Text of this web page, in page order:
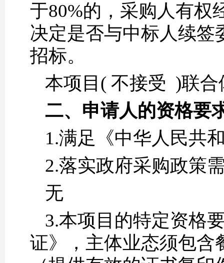
于80%的，采购人有权
决定是否与中标人续签
招标。
本项目( 不接受 )联合
二、申请人的资格要
1.满足《中华人民共
2.落实政府采购政策
无
3.本项目的特定资格
证》，主体业态须包含